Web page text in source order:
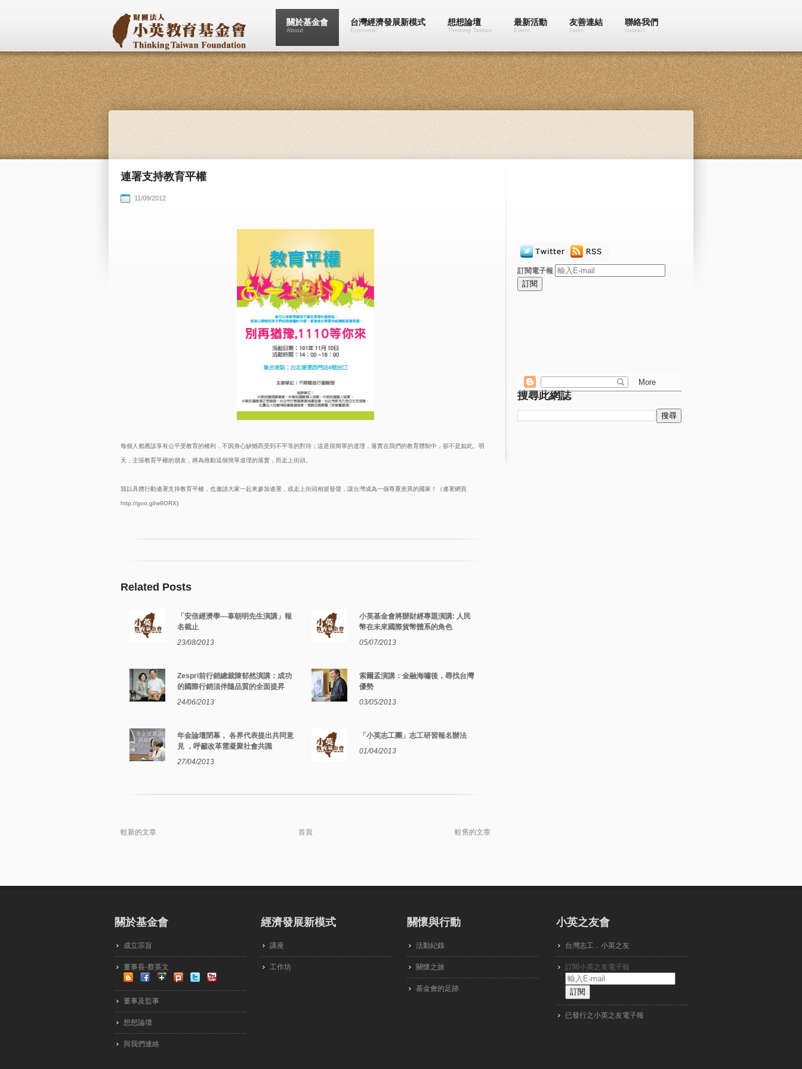
關於基金會
About
台灣經濟發展新模式
Economic
想想論壇
Thinking Taiwan
最新活動
Event
友善連結
Links
聯絡我們
contact
連署支持教育平權
11/09/2012
每個人都應該享有公平受教育的權利，不因身心缺憾而受到不平等的對待；這是很簡單的道理，落實在我們的教育體制中，卻不是如此。明
天，主張教育平權的朋友，將為推動這個簡單道理的落實，而走上街頭。
我以具體行動連署支持教育平權，也邀請大家一起來參加連署，或走上街頭相挺發聲，讓台灣成為一個尊重差異的國家！（連署網頁
http://goo.gl/w9ORX)
Related Posts
「安倍經濟學---辜朝明先生演講」報
名截止
23/08/2013
小英基金會將辦財經專題演講: 人民
幣在未來國際貨幣體系的角色
05/07/2013
Zespri前行銷總裁陳郁然演講：成功
的國際行銷須伴隨品質的全面提昇
24/06/2013
索爾孟演講：金融海嘯後，尋找台灣
優勢
03/05/2013
年金論壇閉幕， 各界代表提出共同意
見 ，呼籲改革需凝聚社會共識
27/04/2013
「小英志工團」志工研習報名辦法
01/04/2013
較新的文章 較舊的文章
首頁
訂閱電子報
搜尋此網誌
關於基金會
成立宗旨
董事長-蔡英文
董事及監事
想想論壇
與我們連絡
經濟發展新模式
講座
工作坊
關懷與行動
活動紀錄
關懷之旅
基金會的足跡
小英之友會
台灣志工．小英之友
訂閱小英之友電子報
已發行之小英之友電子報